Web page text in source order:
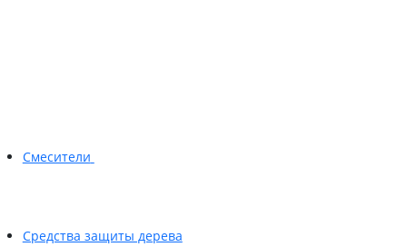
Смесители
Средства защиты дерева